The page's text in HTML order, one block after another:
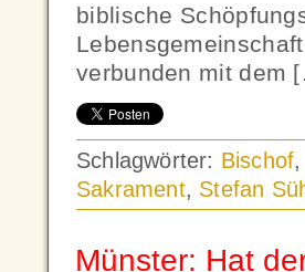
biblische
verbunden mit dem
Schlagwörter: Bischof,
Sakrament, Stefan
Münster: Hat